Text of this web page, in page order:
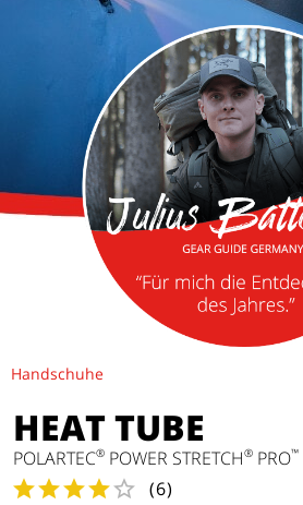
Handschuhe
HEAT TUBE
POLARTEC® POWER STRETCH® PRO™
(6)